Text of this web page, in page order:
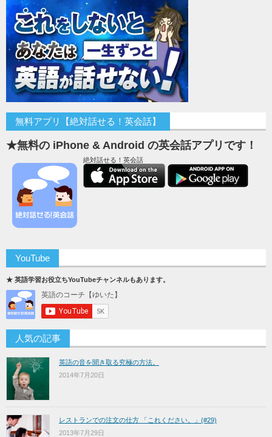
無料アプリ【絶対話せる！英会話】
★無料の iPhone & Android の英会話アプリです！
絶対話せる！英会話
YouTube
★ 英語学習お役立ちYouTubeチャンネルもあります。
人気の記事
英語の音を聞き取る究極の方法。
2014年7月20日
レストランでの注文の仕方 「これください。」(#29)
2013年7月29日